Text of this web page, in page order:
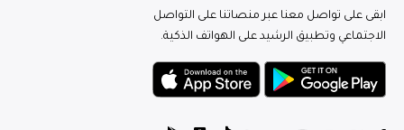
ابقى على تواصل معنا عبر منصاتنا على التواصل
الاجتماعي وتطبيق الرشيد على الهواتف الذكية.